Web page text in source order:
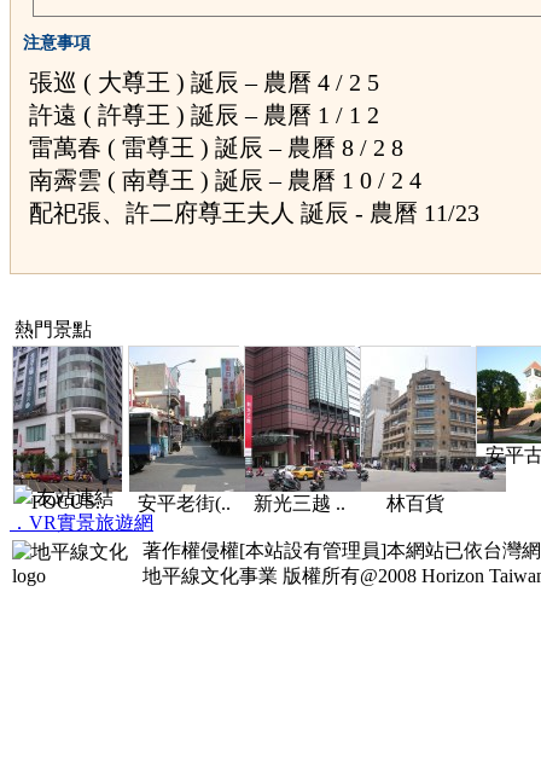
注意事項
張巡 ( 大尊王 ) 誕辰 – 農曆 4 / 2 5
許遠 ( 許尊王 ) 誕辰 – 農曆 1 / 1 2
雷萬春 ( 雷尊王 ) 誕辰 – 農曆 8 / 2 8
南霽雲 ( 南尊王 ) 誕辰 – 農曆 1 0 / 2 4
配祀張、許二府尊王夫人 誕辰 - 農曆 11/23
熱門景點
FOCUS.. 安平老街(.. 新光三越 .. 林百貨
安平
友站連結
．VR實景旅遊網
著作權侵權[本站設有管理員]本網站已依台灣
地平線文化事業 版權所有@2008 Horizon